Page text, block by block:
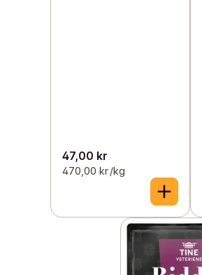
47,00 kr
470,00 kr /kg